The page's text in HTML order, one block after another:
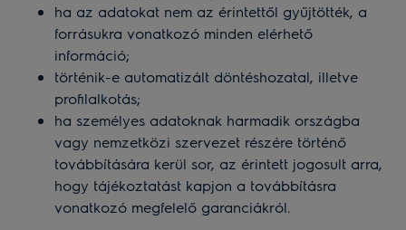
ha az adatokat nem az érintettől gyűjtötték, a
forrásukra vonatkozó minden elérhető
információ;
történik-e automatizált döntéshozatal, illetve
profilalkotás;
ha személyes adatoknak harmadik országba
vagy nemzetközi szervezet részére történő
továbbítására kerül sor, az érintett jogosult arra,
hogy tájékoztatást kapjon a továbbításra
vonatkozó megfelelő garanciákról.